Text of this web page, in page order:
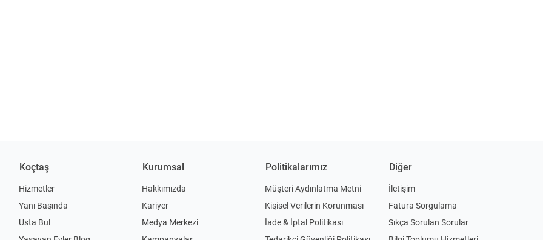
Koçtaş
Hizmetler
Yanı Başında
Usta Bul
Kurumsal
Hakkımızda
Kariyer
Medya Merkezi
Politikalarımız
Müşteri Aydınlatma Metni
Kişisel Verilerin Korunması
İade & İptal Politikası
Diğer
İletişim
Fatura Sorgulama
Sıkça Sorulan Sorular